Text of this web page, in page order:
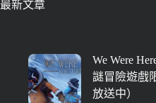
最新文章
We Were
謎冒險遊戲
放送中）